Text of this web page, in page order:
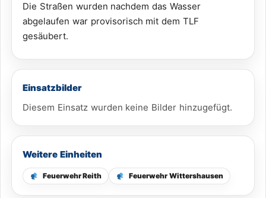
Die Straßen wurden nachdem das Wasser
abgelaufen war provisorisch mit dem TLF
gesäubert.
Einsatzbilder
Diesem Einsatz wurden keine Bilder hinzugefügt.
Weitere Einheiten
Feuerwehr Reith Feuerwehr Wittershausen